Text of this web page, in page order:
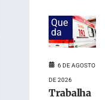
aproxima
estudantes
patrimônio
Que
da
6 DE AGOSTO
DE 2026
Trabalha